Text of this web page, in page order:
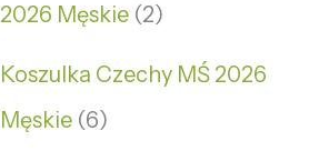
2026 Męskie 2
Koszulka Czechy MŚ 2026
Męskie 6